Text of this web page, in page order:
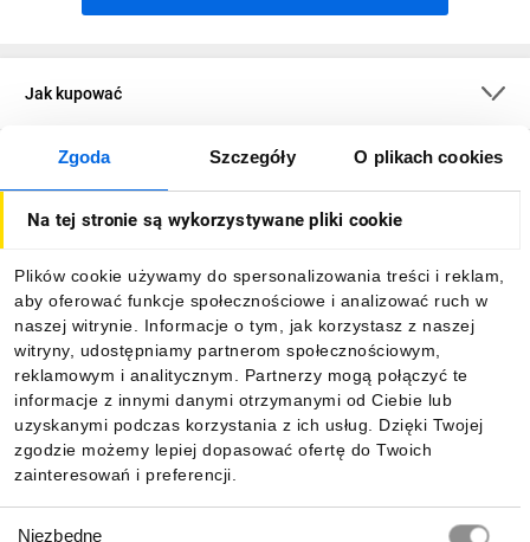
Zgoda Szczegóły O plikach cookies
Na tej stronie są wykorzystywane pliki cookie
Plików cookie używamy do spersonalizowania treści i reklam,
aby oferować funkcje społecznościowe i analizować ruch w
naszej witrynie. Informacje o tym, jak korzystasz z naszej
witryny, udostępniamy partnerom społecznościowym,
reklamowym i analitycznym. Partnerzy mogą połączyć te
informacje z innymi danymi otrzymanymi od Ciebie lub
uzyskanymi podczas korzystania z ich usług. Dzięki Twojej
zgodzie możemy lepiej dopasować ofertę do Twoich
zainteresowań i preferencji.
Niezbędne
Jak kupować
O firmie
Informacje
Pobierz naszą aplikację mobilną: